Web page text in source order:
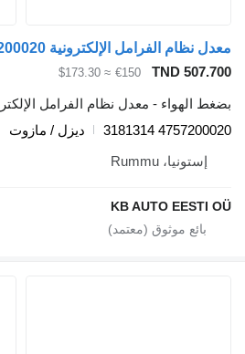
TND
€150
≈ $173.30
الهواء - معدل نظام الفرامل الإلكترونية
4757200020
ديزل / مازوت
إستونيا، Rummu
KB AUTO EESTI